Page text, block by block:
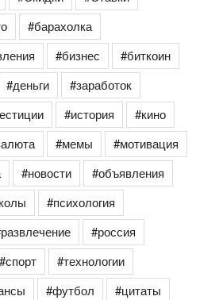
#барахолка
#бизнес
#биткоин
#деньги
#заработок
#история
#кино
#мемы
#мотивация
#новости
#объявления
#психология
#россия
#спорт
#технологии
#футбол
#цитаты